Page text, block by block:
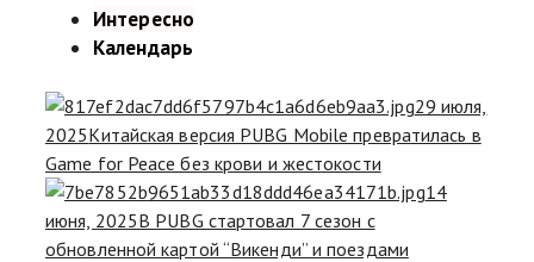
Интересно
Календарь
29 июля,
2025Китайская версия PUBG Mobile превратилась в
Game for Peace без крови и жестокости
14
июня, 2025В PUBG стартовал 7 сезон с
обновленной картой “Викенди” и поездами